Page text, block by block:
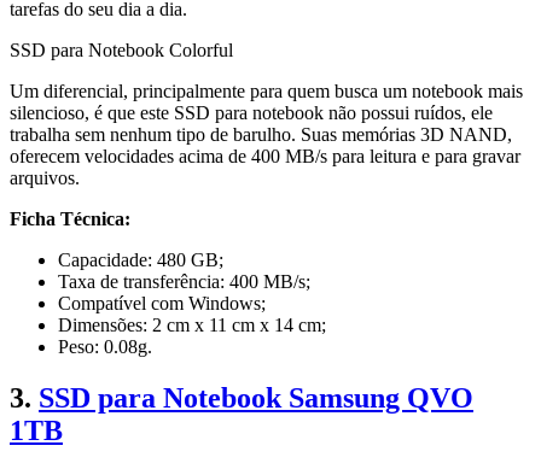
tarefas do seu dia a dia.
SSD para Notebook Colorful
Um diferencial, principalmente para quem busca um notebook mais
silencioso, é que este SSD para notebook não possui ruídos, ele
trabalha sem nenhum tipo de barulho. Suas memórias 3D NAND,
oferecem velocidades acima de 400 MB/s para leitura e para gravar
arquivos.
Ficha Técnica:
Capacidade: 480 GB;
Taxa de transferência: 400 MB/s;
Compatível com Windows;
Dimensões: 2 cm x 11 cm x 14 cm;
Peso: 0.08g.
3. SSD para Notebook Samsung QVO
1TB